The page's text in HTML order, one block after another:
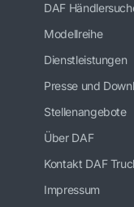
DAF
Modellreihe
Dienstleistungen
Presse und
Stellenangebote
Über DAF
Kontakt DAF
Impressum